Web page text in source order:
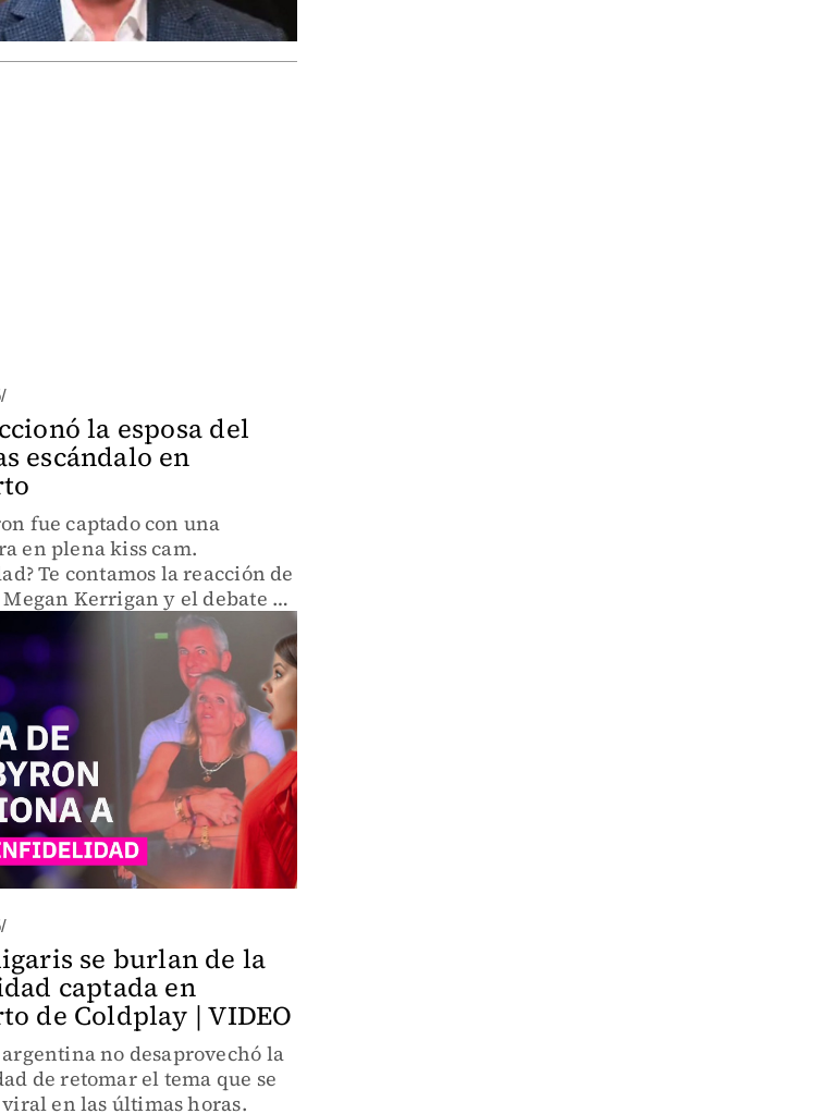
la esposa del
escándalo en
fue captado con una
en plena kiss cam.
Te contamos la reacción de
Megan Kerrigan y el debate en
se burlan de la
captada en
de Coldplay | VIDEO
no desaprovechó la
de retomar el tema que se
en las últimas horas.